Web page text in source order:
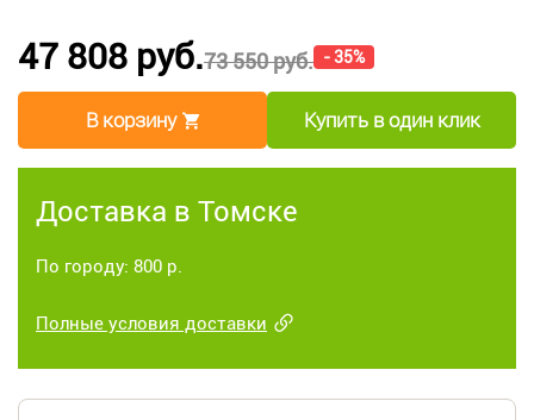
73 550 руб. - 35%
47 808 руб.
В корзину Купить в один клик
Доставка в Томске
По городу: 800 р.
Полные условия доставки